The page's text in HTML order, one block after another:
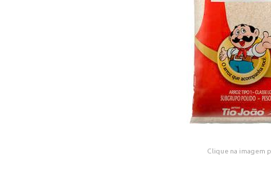
Clique na imagem